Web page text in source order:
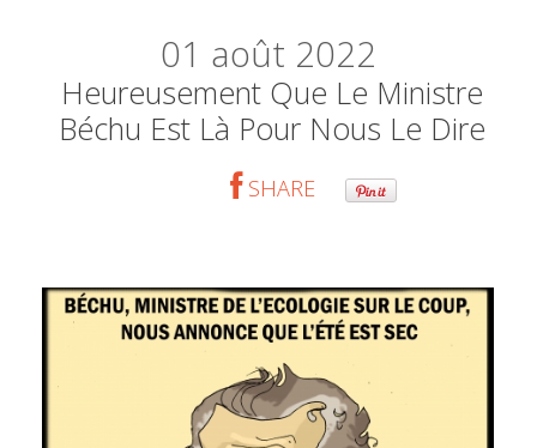
01 août 2022
Heureusement Que Le Ministre
Béchu Est Là Pour Nous Le Dire
SHARE